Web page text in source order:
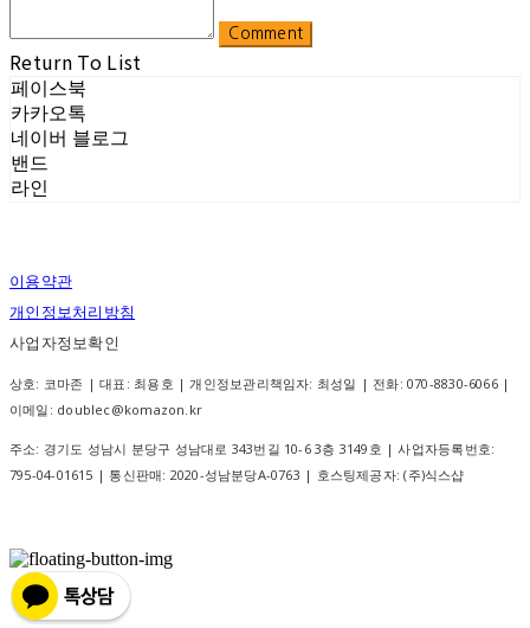
Comment
Return To List
페이스북
카카오톡
네이버 블로그
밴드
라인
이용약관
개인정보처리방침
사업자정보확인
상호: 코마존 | 대표: 최용호 | 개인정보관리책임자: 최성일 | 전화: 070-8830-6066 |
이메일: doublec@komazon.kr
주소: 경기도 성남시 분당구 성남대로 343번길 10-6 3층 3149호 | 사업자등록번호:
795-04-01615 | 통신판매: 2020-성남분당A-0763 | 호스팅제공자: (주)식스샵